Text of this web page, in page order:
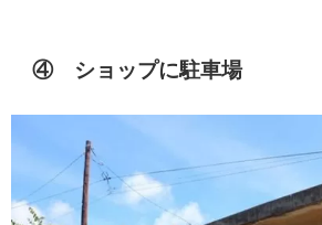
④ ショップに駐車場